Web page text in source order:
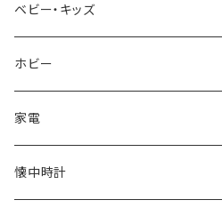
AVALANCHE
ORIENT
ZEPPELIN
SKAGEN
ALV
Merge
ETTINGER
COACH
BOTTEGA VENETA
EMPORIO ARMANI
CALVIN KLEIN
DANIEL WELLINGTON
OROBIANCO
Ellese
COLEMAN
MONTBLANC
BLAZER CLUB
ANDY HAWARD
G GUSTO
GULLWING
BRAUN
RHYTHM
BLOSSOM
MONDAINE
VALENTINO VISCANI
WATERMAN
PARKER
PELIKAN
CROSS
Trangia
Barebones
FEUERHAND
CASIO
ベビー・キッズ
ふわりぃ
ERGO BABY
ホビー
その他
AMOS
家電
CREATE
懐中時計